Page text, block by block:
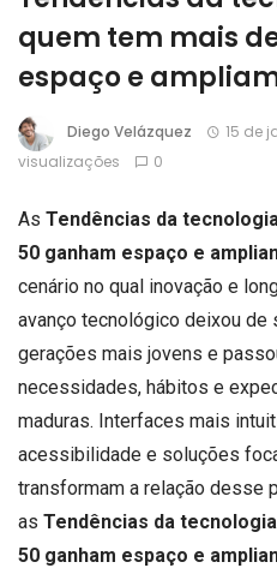
quem tem mais
espaço e
Diego Velázquez 15 de
visualizações
0
As Tendências da
50 ganham espaço e
cenário no qual inovação e
avanço tecnológico deixou de
gerações mais jovens e
necessidades, hábitos e
maduras. Interfaces mais
acessibilidade e soluções
transformam a relação desse
as Tendências da
50 ganham espaço e